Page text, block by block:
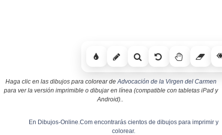
Haga clic en las dibujos para colorear deAdvocación de la Virgen del Carmen
para ver la versión imprimible o dibujar en línea (compatible con tabletas iPad y
Android)..
En Dibujos-Online.Com encontrarás cientos de dibujos para imprimir y
colorear.